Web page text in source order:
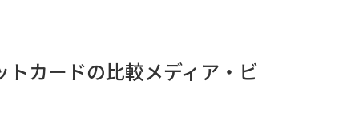
カードの比較メディア・ビ